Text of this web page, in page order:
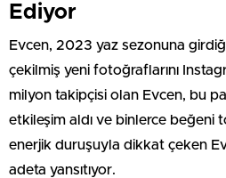
Ediyor
Evcen, 2023 yaz sezonuna
çekilmiş yeni fotoğraflarını
milyon takipçisi olan Evcen, bu
etkileşim aldı ve binlerce beğeni
enerjik duruşuyla dikkat çeken
adeta yansıtıyor.